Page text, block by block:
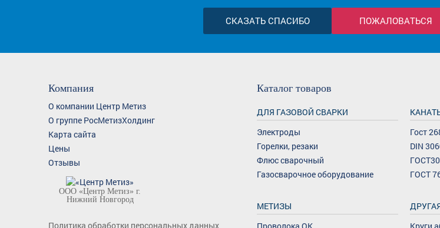
СКАЗАТЬ СПАСИБО ПОЖАЛОВАТЬСЯ
Компания
О компании Центр Метиз
О группе РосМетизХолдинг
Карта сайта
Цены
Отзывы
ООО «Центр Метиз» г.
Нижний Новгород
Политика обработки персональных данных
Каталог товаров
ДЛЯ ГАЗОВОЙ СВАРКИ
Электроды
Горелки, резаки
Флюс сварочный
Газосварочное оборудование
Гост
DIN
ГОСТ
МЕТИЗЫ
Проволока ОК
Круги